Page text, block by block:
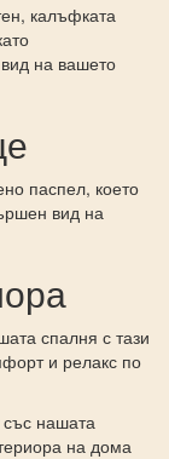
калъфката
на вашето
паспел, което
вид на
спалня с тази
и релакс по
нашата
на дома